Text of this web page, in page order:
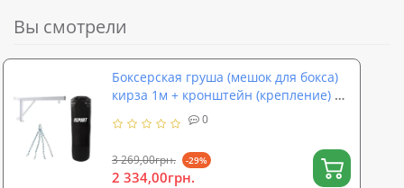
Вы смотрели
Боксерская груша (мешок для бокса)
кирза 1м + кронштейн (крепление) +
подвес (цепь) OSPORT Set 123 (n-0156)
0
3 269,00грн. -29%
2 334,00грн.